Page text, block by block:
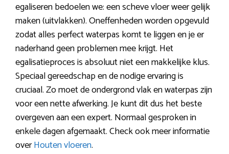
egaliseren bedoelen we: een scheve vloer weer gelijk
maken (uitvlakken). Oneffenheden worden opgevuld
zodat alles perfect waterpas komt te liggen en je er
naderhand geen problemen mee krijgt. Het
egalisatieproces is absoluut niet een makkelijke klus.
Speciaal gereedschap en de nodige ervaring is
cruciaal. Zo moet de ondergrond vlak en waterpas zijn
voor een nette afwerking. Je kunt dit dus het beste
overgeven aan een expert. Normaal gesproken in
enkele dagen afgemaakt. Check ook meer informatie
overHouten vloeren.